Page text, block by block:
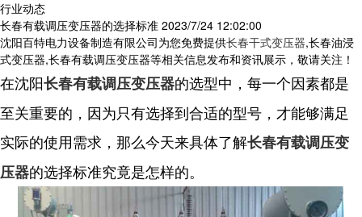
行业动态
长春有载调压变压器的选择标准 2023/7/24 12:02:00
沈阳百特电力设备制造有限公司为您免费提供长春干式变压器,长春油浸
式变压器,长春有载调压变压器等相关信息发布和资讯展示，敬请关注！
在沈阳长春有载调压变压器的选型中，每一个因素都是
至关重要的，因为只有选择到合适的型号，才能够满足
实际的使用需求，那么今天来具体了解长春有载调压变
压器的选择标准究竟是怎样的。